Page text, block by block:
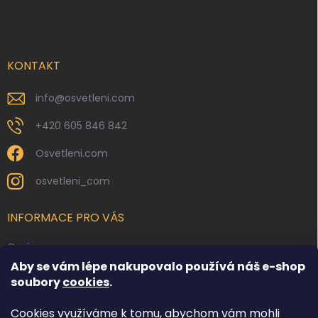
Aby se vám lépe nakupovalo používá náš e-shop
souborycookies.
Cookies využíváme k tomu, abychom vám mohli
KONTAKT
info@osvetleni.com
+420 605 846 842
Osvetleni.com
osvetleni_com
INFORMACE PRO VÁS
O nás
Kontakty
Obchodní podmínky
Podmínky ochrany osobních údajů